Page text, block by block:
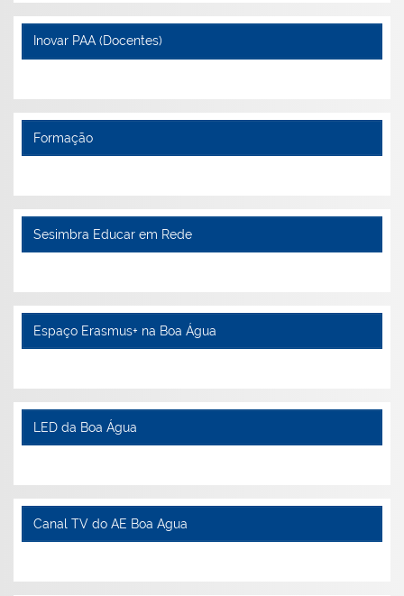
Inovar PAA (Docentes)
Formação
Sesimbra Educar em Rede
Espaço Erasmus+ na Boa Água
LED da Boa Água
Canal TV do AE Boa Agua